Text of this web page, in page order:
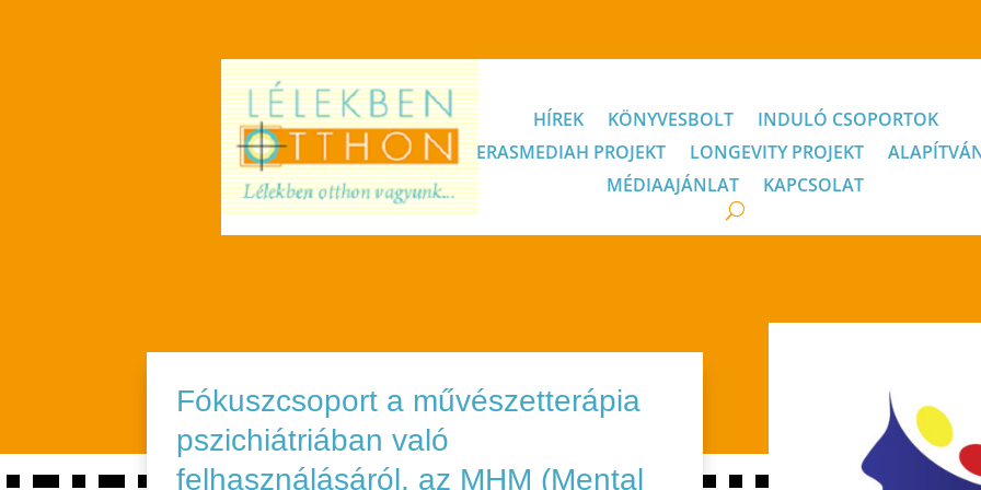
HÍREK KÖNYVESBOLT
INDULÓ CSOPORTOK
ERASMEDIAH PROJEKT
LONGEVITY PROJEKT
MÉDIAAJÁNLAT
KAPCSOLAT
Fókuszcsoport a művészetterápia
pszichiátriában való
felhasználásáról, az MHM (Mental